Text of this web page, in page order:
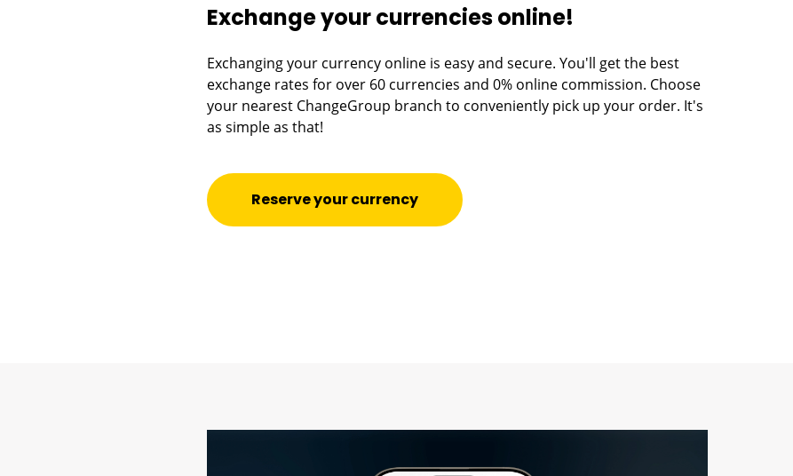
Exchange your currencies online!
Exchanging your currency online is easy and secure. You'll get the best
exchange rates for over 60 currencies and 0% online commission. Choose
your nearest ChangeGroup branch to conveniently pick up your order. It's
as simple as that!
Reserve your currency